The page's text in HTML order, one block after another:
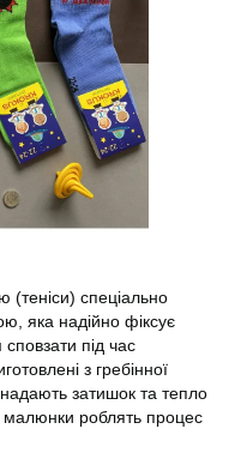
(теніси) спеціально
яка надійно фіксує
під час
з гребінної
затишок та тепло
малюнки роблять процес